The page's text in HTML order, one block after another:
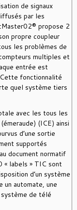
de signaux
par les
propose 2
propre coupleur
les problèmes de
multiples et
entrée est
fonctionnalité
quel système tiers
avec les tous les
(ICE) ainsi
d’une sortie
supportés
document normatif
« labels » TIC sont
d’un système
un automate, une
de télé